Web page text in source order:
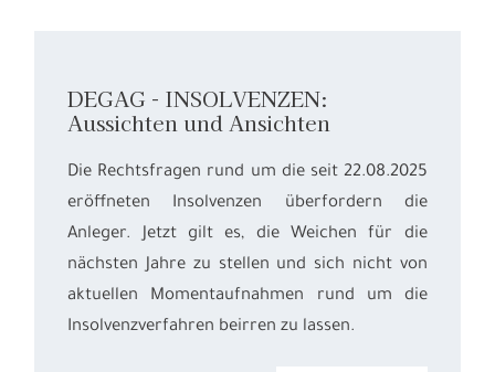
DEGAG - INSOLVENZEN:
Aussichten und Ansichten
Die Rechtsfragen rund um die seit 22.08.2025
eröffneten Insolvenzen überfordern die
Anleger. Jetzt gilt es, die Weichen für die
nächsten Jahre zu stellen und sich nicht von
aktuellen Momentaufnahmen rund um die
Insolvenzverfahren beirren zu lassen.